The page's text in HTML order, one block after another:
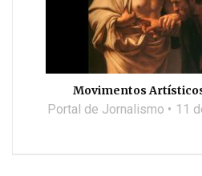
Movimentos
Portal de Jornalismo 11